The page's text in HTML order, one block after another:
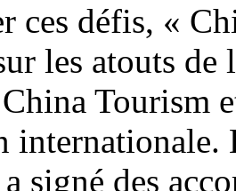
ces défis, «
les atouts
Tourism
internationale.
signé des